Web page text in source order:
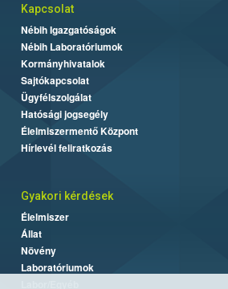
Kapcsolat
Nébih Igazgatóságok
Nébih Laboratóriumok
Kormányhivatalok
Sajtókapcsolat
Ügyfélszolgálat
Hatósági jogsegély
Élelmiszermentő Központ
Hírlevél feliratkozás
Gyakori kérdések
Élelmiszer
Állat
Növény
Laboratóriumok